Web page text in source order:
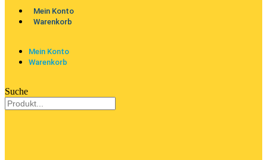
Mein Konto
Warenkorb
Mein Konto
Warenkorb
Suche